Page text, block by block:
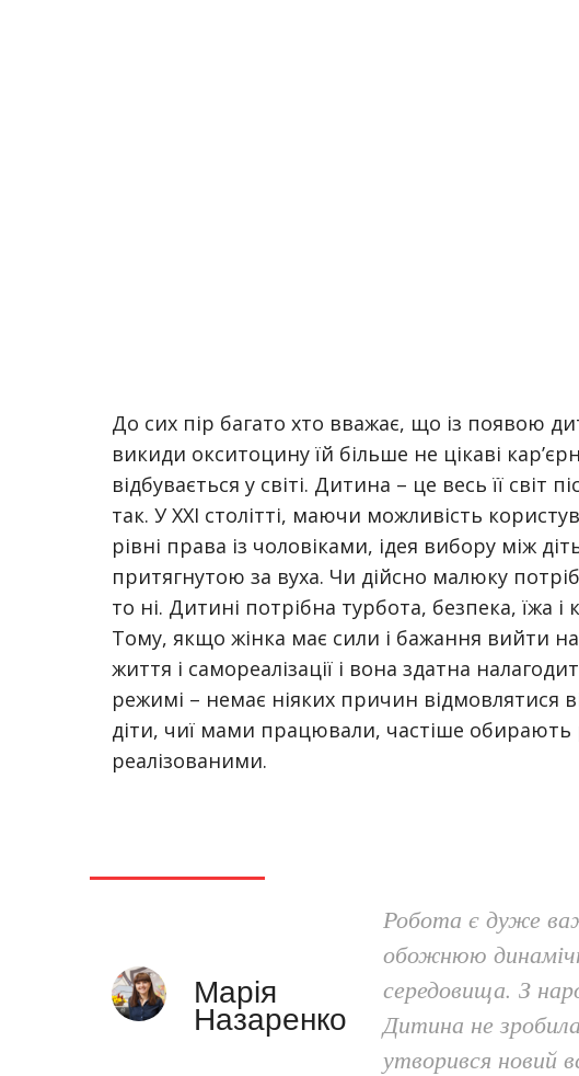
До сих пір багато хто вважає, що із появою
викиди окситоцину їй більше не цікаві
відбувається у світі. Дитина – це весь її світ
так. У XXI столітті, маючи можливість
рівні права із чоловіками, ідея вибору між
притягнутою за вуха. Чи дійсно малюку
то ні. Дитині потрібна турбота, безпека, їжа
Тому, якщо жінка має сили і бажання вийти
життя і самореалізації і вона здатна
режимі – немає ніяких причин відмовлятися
діти, чиї мами працювали, частіше обирають
реалізованими.
Марія
Назаренко
Робота є дуже
обожнюю
середовища. З
Дитина не
утворився новий